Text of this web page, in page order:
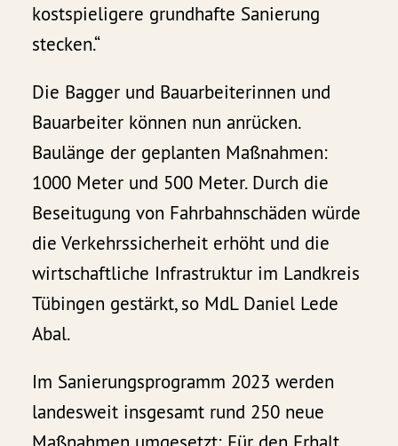
kostspieligere grundhafte Sanierung
stecken.“
Die Bagger und Bauarbeiterinnen und
Bauarbeiter können nun anrücken.
Baulänge der geplanten Maßnahmen:
1000 Meter und 500 Meter. Durch die
Beseitugung von Fahrbahnschäden würde
die Verkehrssicherheit erhöht und die
wirtschaftliche Infrastruktur im Landkreis
Tübingen gestärkt, so MdL Daniel Lede
Abal.
Im Sanierungsprogramm 2023 werden
landesweit insgesamt rund 250 neue